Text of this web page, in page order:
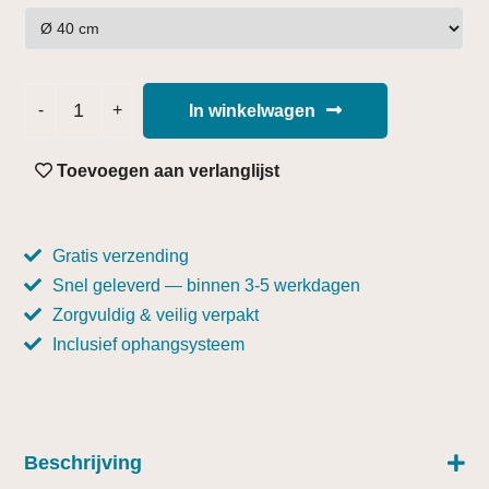
In winkelwagen
Toevoegen aan verlanglijst
Gratis verzending
Snel geleverd — binnen 3-5 werkdagen
Zorgvuldig & veilig verpakt
Inclusief ophangsysteem
Beschrijving